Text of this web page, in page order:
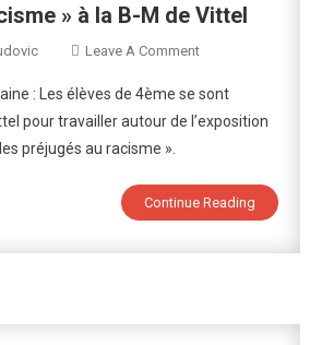
» à la B-M de Vittel
Leave A CommentOn
« Nous
Et
Des
Préjugés
: Les élèves de 4ème se sont
pour travailler autour de l’exposition
préjugés au racisme ».
Continue Reading